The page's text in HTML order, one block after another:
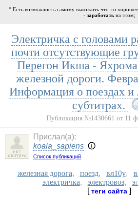
Есть возможность самому выложить что-то
- заработать на этом;
Электричка с головами
почти отсутствующие
Перегон Икша -
железной дороги.
Информация о поездах и
субтитрах.
Публикация №1430661 от 11
Прислал(a):
koala_sapiens
Список публикаций
железная дорога, поезд, вл10у,
электричка, электровоз,
[теги сайта ]